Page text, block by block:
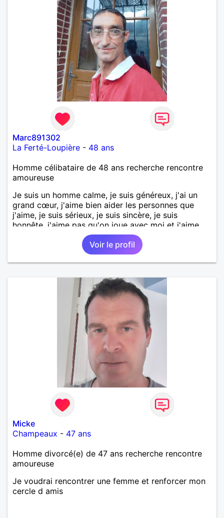
Marc891302
La Ferté-Loupière - 48 ans
Homme célibataire de 48 ans recherche rencontre
amoureuse
Je suis un homme calme, je suis généreux, j'ai un
grand cœur, j'aime bien aider les personnes que
j'aime, je suis sérieux, je suis sincère, je suis
honnête, j'aime pas qu'on joue avec moi et j'aime
pas les mensonges. Je cherche une relation
amoureuse et sérieuse.Voir le profil
Micke
Champeaux - 47 ans
Homme divorcé(e) de 47 ans recherche rencontre
amoureuse
Je voudrai rencontrer une femme et renforcer mon
cercle d amis